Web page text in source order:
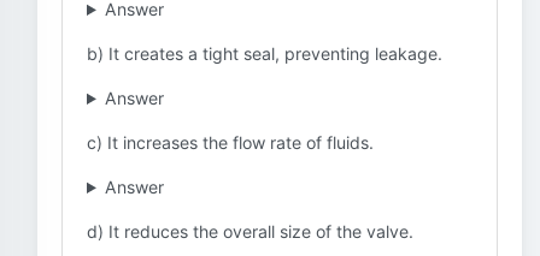
Answer
b) It creates a tight seal, preventing leakage.
Answer
c) It increases the flow rate of fluids.
Answer
d) It reduces the overall size of the valve.